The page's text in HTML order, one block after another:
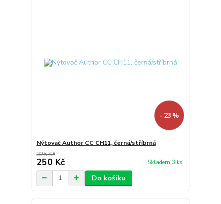
- 23 %
Nýtovač Author CC CH11, černá/stříbrná
325 Kč
250 Kč Skladem 3 ks
Do košíku